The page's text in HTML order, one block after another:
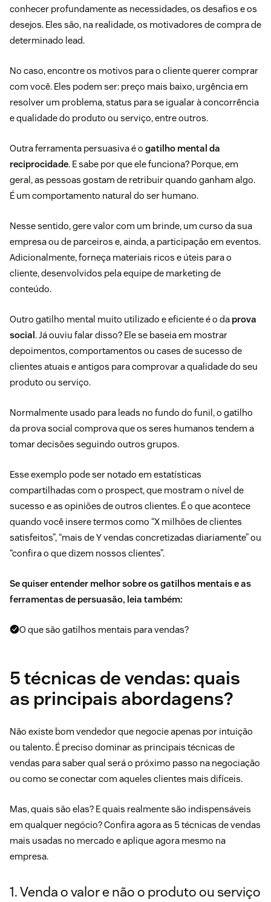
conhecer profundamente as necessidades, os desafios e os
desejos. Eles são, na realidade, os motivadores de compra de
determinado lead.
No caso, encontre os motivos para o cliente querer comprar
com você. Eles podem ser: preço mais baixo, urgência em
resolver um problema, status para se igualar à concorrência
e qualidade do produto ou serviço, entre outros.
Outra ferramenta persuasiva é o gatilho mental da
reciprocidade. E sabe por que ele funciona? Porque, em
geral, as pessoas gostam de retribuir quando ganham algo.
É um comportamento natural do ser humano.
Nesse sentido, gere valor com um brinde, um curso da sua
empresa ou de parceiros e, ainda, a participação em eventos.
Adicionalmente, forneça materiais ricos e úteis para o
cliente, desenvolvidos pela equipe de marketing de
conteúdo.
Outro gatilho mental muito utilizado e eficiente é o da prova
social . Já ouviu falar disso? Ele se baseia em mostrar
depoimentos, comportamentos ou cases de sucesso de
clientes atuais e antigos para comprovar a qualidade do seu
produto ou serviço.
Normalmente usado para leads no fundo do funil, o gatilho
da prova social comprova que os seres humanos tendem a
tomar decisões seguindo outros grupos.
Esse exemplo pode ser notado em estatísticas
compartilhadas com o prospect, que mostram o nível de
sucesso e as opiniões de outros clientes. É o que acontece
quando você insere termos como “X milhões de clientes
satisfeitos”, “mais de Y vendas concretizadas diariamente” ou
“confira o que dizem nossos clientes”.
Se quiser entender melhor sobre os gatilhos mentais e as
ferramentas de persuasão, leia também:
O que são gatilhos mentais para vendas?
5 técnicas de vendas: quais
as principais abordagens?
Não existe bom vendedor que negocie apenas por intuição
ou talento. É preciso dominar as principais técnicas de
vendas para saber qual será o próximo passo na negociação
ou como se conectar com aqueles clientes mais difíceis.
Mas, quais são elas? E quais realmente são indispensáveis
em qualquer negócio? Confira agora as 5 técnicas de vendas
mais usadas no mercado e aplique agora mesmo na
empresa.
1. Venda o valor e não o produto ou serviço